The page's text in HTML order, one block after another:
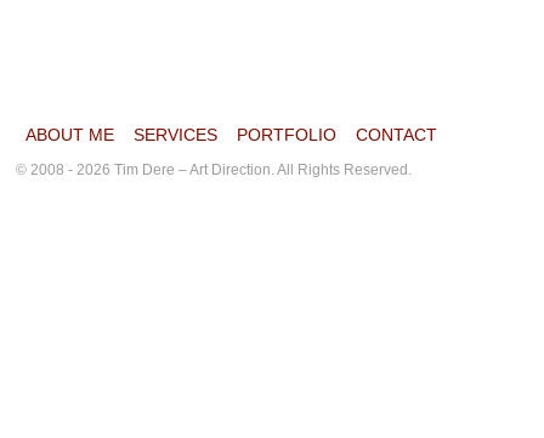
ABOUT ME SERVICES PORTFOLIO CONTACT
© 2008 - 2026 Tim Dere – Art Direction. All Rights Reserved.